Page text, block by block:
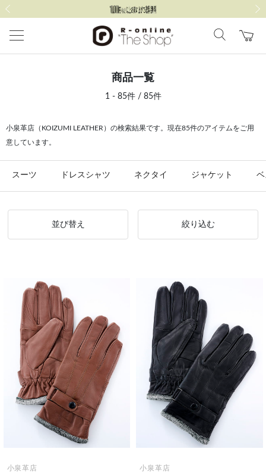
商品一覧
1 - 85件 / 85件
小泉革店（KOIZUMI LEATHER）の検索結果です。現在85件のアイテムをご用
意しています。
スーツ ドレスシャツ ネクタイ ジャケット
並び替え 絞り込む
小泉革店
小泉革店